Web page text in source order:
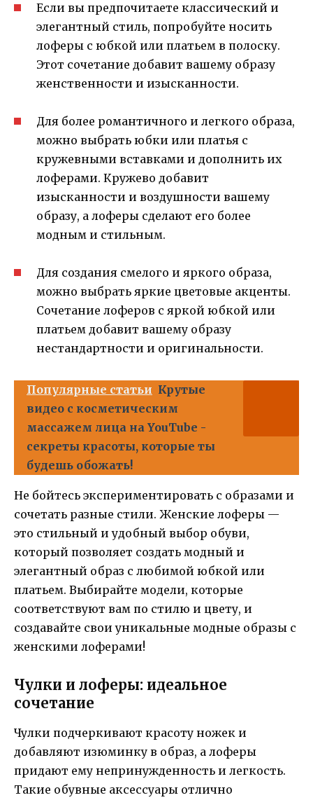
Если вы предпочитаете классический и
элегантный стиль, попробуйте носить
лоферы с юбкой или платьем в полоску.
Этот сочетание добавит вашему образу
женственности и изысканности.
Для более романтичного и легкого образа,
можно выбрать юбки или платья с
кружевными вставками и дополнить их
лоферами. Кружево добавит
изысканности и воздушности вашему
образу, а лоферы сделают его более
модным и стильным.
Для создания смелого и яркого образа,
можно выбрать яркие цветовые акценты.
Сочетание лоферов с яркой юбкой или
платьем добавит вашему образу
нестандартности и оригинальности.
Популярные статьи Крутые
видео с косметическим
массажем лица на YouTube -
секреты красоты, которые ты
будешь обожать!
Не бойтесь экспериментировать с образами и
сочетать разные стили. Женские лоферы —
это стильный и удобный выбор обуви,
который позволяет создать модный и
элегантный образ с любимой юбкой или
платьем. Выбирайте модели, которые
соответствуют вам по стилю и цвету, и
создавайте свои уникальные модные образы с
женскими лоферами!
Чулки и лоферы: идеальное
сочетание
Чулки подчеркивают красоту ножек и
добавляют изюминку в образ, а лоферы
придают ему непринужденность и легкость.
Такие обувные аксессуары отлично